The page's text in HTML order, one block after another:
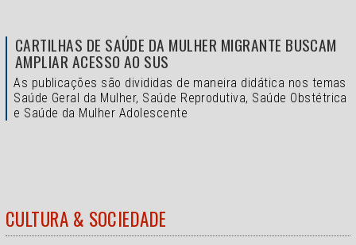
CARTILHAS DE SAÚDE DA MULHER MIGRANTE BUSCAM
AMPLIAR ACESSO AO SUS
As publicações são divididas de maneira didática nos temas
Saúde Geral da Mulher, Saúde Reprodutiva, Saúde Obstétrica
e Saúde da Mulher Adolescente
CULTURA & SOCIEDADE